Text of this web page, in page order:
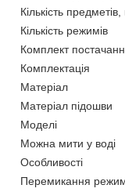
Кількість
Кількість режимів
Комплект
Комплектація
Матеріал
Матеріал підошви
Моделі
Можна мити у воді
Особливості
Перемикання